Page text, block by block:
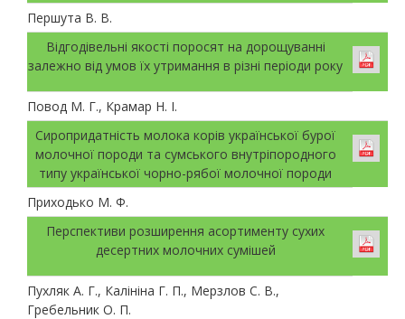
Першута В. В.
Відгодівельні якості поросят на дорощуванні
залежно від умов їх утримання в різні періоди року
Повод М. Г., Крамар Н. І.
Сиропридатність молока корів української бурої
молочної породи та сумського внутріпородного
типу української чорно-рябої молочної породи
Приходько М. Ф.
Перспективи розширення асортименту сухих
десертних молочних сумішей
Пухляк А. Г., Калініна Г. П., Мерзлов С. В.,
Гребельник О. П.